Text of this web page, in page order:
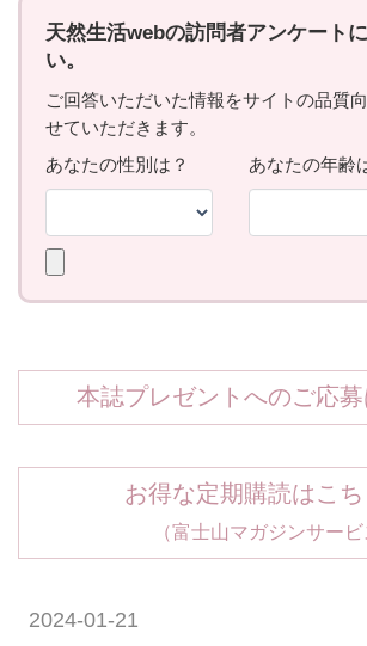
本誌プレゼントへのご応
お得な定期購読はこち
（富士山マガジンサービ
2024-01-21